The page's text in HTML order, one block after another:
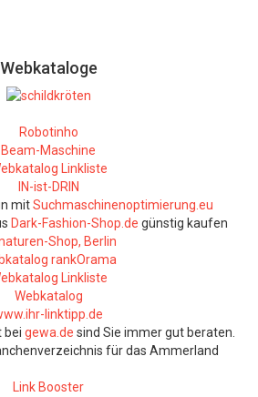
Webkataloge
Robotinho
Beam-Maschine
Linkliste
IN-ist-DRIN
mitSuchmaschinenoptimierung.eu
Dark-Fashion-Shop.de günstig kaufen
Shop, Berlin
rankOrama
Linkliste
Webkatalog
linktipp.de
bei gewa.de sind Sie immer gut beraten.
für das Ammerland
Link Booster